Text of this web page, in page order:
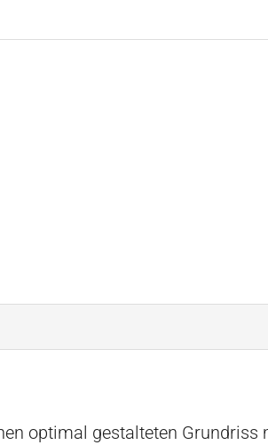
optimal gestalteten